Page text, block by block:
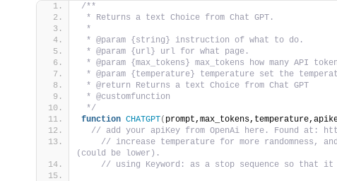
/**
* Returns a text Choice from Chat GPT.
*
* @param {string} instruction of what to do.
* @param {url} url for what page.
* @param {max_tokens} max_tokens how many API
* @param {temperature} temperature set the
* @return Returns a text Choice from Chat GPT
* @customfunction
*/
function CHATGPT(
// add your apiKey from OpenAi here. Found at:
// increase temperature for more randomness,
(could be lower).
// using Keyword: as a stop sequence so that